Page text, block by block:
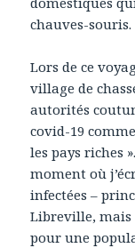
chauves-souris.
Lors de ce
village de
autorités
covid-19
les pays riches
moment où
infectées –
Libreville, mais
pour une